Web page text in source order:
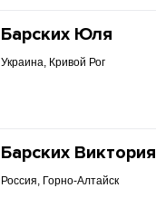
Барских Юля
Украина, Кривой Рог
Барских Виктория
Россия, Горно-Алтайск